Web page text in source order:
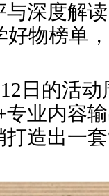
与深度解
好物榜单
日的活
业内容
造出一